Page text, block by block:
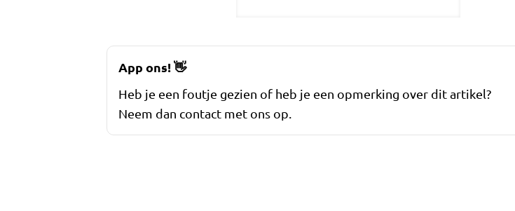
App ons!👋
Heb je een foutje gezien of heb je een opmerking over dit artikel?
Neem dan contact met ons op.